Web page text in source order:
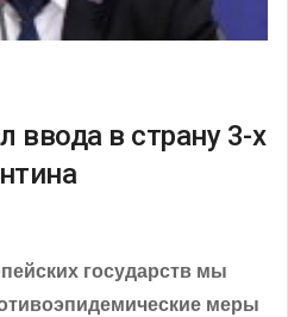
ввода в страну 3-х
государств мы
меры